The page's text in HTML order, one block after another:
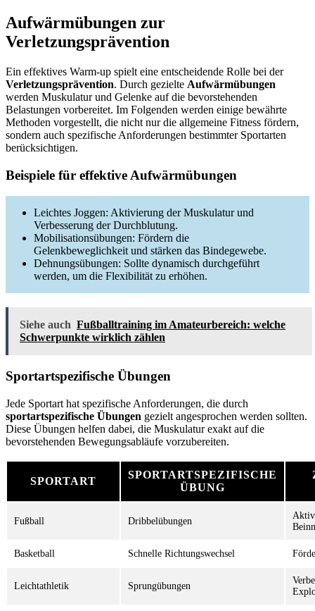
Aufwärmübungen zur
Verletzungsprävention
Ein effektives Warm-up spielt eine entscheidende Rolle bei der
Verletzungsprävention. Durch gezielte Aufwärmübungen
werden Muskulatur und Gelenke auf die bevorstehenden
Belastungen vorbereitet. Im Folgenden werden einige bewährte
Methoden vorgestellt, die nicht nur die allgemeine Fitness fördern,
sondern auch spezifische Anforderungen bestimmter Sportarten
berücksichtigen.
Beispiele für effektive Aufwärmübungen
Leichtes Joggen: Aktivierung der Muskulatur und
Verbesserung der Durchblutung.
Mobilisationsübungen: Fördern die
Gelenkbeweglichkeit und stärken das Bindegewebe.
Dehnungsübungen: Sollte dynamisch durchgeführt
werden, um die Flexibilität zu erhöhen.
Siehe auch Fußballtraining im Amateurbereich: welche
Schwerpunkte wirklich zählen
Sportartspezifische Übungen
Jede Sportart hat spezifische Anforderungen, die durch
sportartspezifische Übungen gezielt angesprochen werden sollten.
Diese Übungen helfen dabei, die Muskulatur exakt auf die
bevorstehenden Bewegungsabläufe vorzubereiten.
SPORTART
SPORTARTSPEZIFISCHE
ÜBUNG
Fußball Dribbelübungen
Basketball Schnelle Richtungswechsel
Leichtathletik Sprungübungen